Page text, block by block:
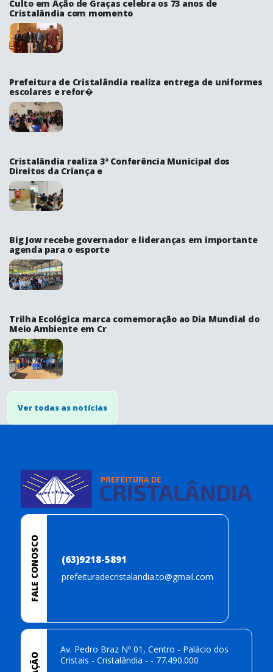
Culto em Ação de Graças celebra os 73 anos de
Cristalândia com momento
Prefeitura de Cristalândia realiza entrega de uniformes
escolares e refor�
Cristalândia realiza 3ª Conferência Municipal dos
Direitos da Criança e
Big Jow recebe governador e lideranças em importante
agenda para o esporte
Trilha Ecológica marca comemoração ao Dia Mundial do
Meio Ambiente em Cr
Ver todas as notícias
FALE CONOSCO (63)9218-5891
prefeituradecristalandia.to@gmail.com
Av. Pedro Braz Nº 01, Centro - Palácio dos
Cristais - Cristalândia - - 77.490.000